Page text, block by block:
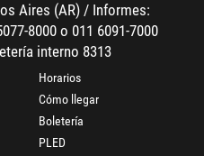
Aires (AR) / Informes:
8000 o 011 6091-7000
interno 8313
Horarios
Cómo llegar
Boletería
PLED